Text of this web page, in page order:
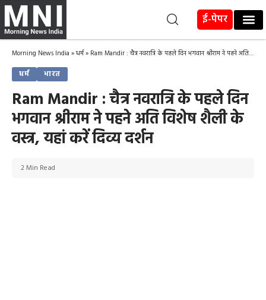
ई-पेपर
Morning News India »धर्म» Ram Mandir : चैत्र नवरात्रि के पहले दिन भगवान श्रीराम ने पहने अति विशेष शैली के वस्त्र, यहां करें दिव्य दर्शन
धर्म भारत
Ram Mandir : चैत्र नवरात्रि के पहले दिन
भगवान श्रीराम ने पहने अति विशेष शैली के
वस्त्र, यहां करें दिव्य दर्शन
2 Min Read